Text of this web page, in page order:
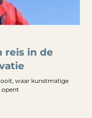
reis in de
waar kunstmatige
opent